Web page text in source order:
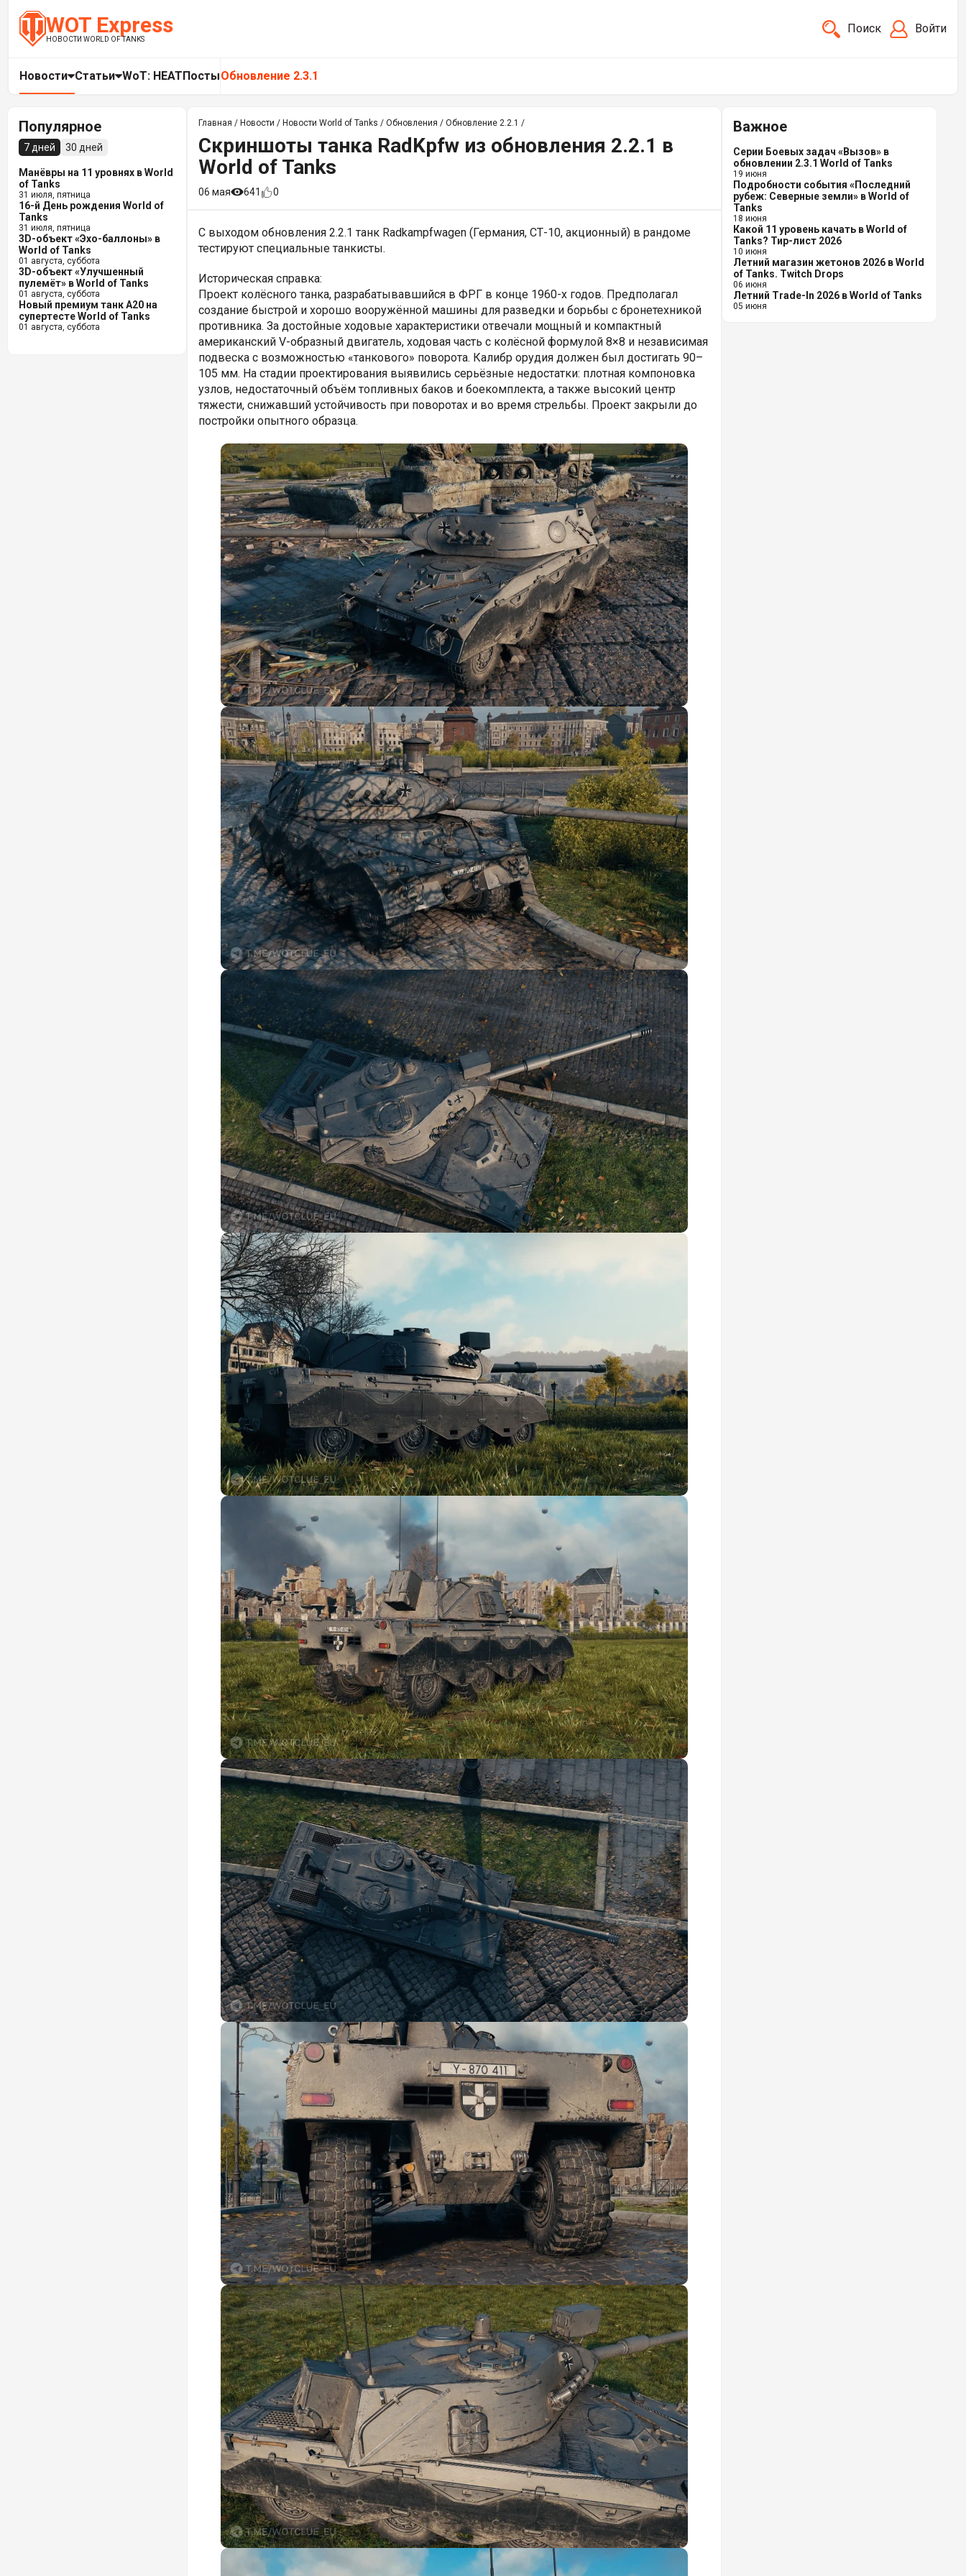
WOT Express
НОВОСТИ WORLD OF TANKS
Поиск Войти
Новости Статьи WoT: HEATПостыОбновление 2.3.1
Популярное
7 дней 30 дней
Манёвры на 11 уровнях в World
of Tanks
31 июля, пятница
16-й День рождения World of
Tanks
31 июля, пятница
3D-объект «Эхо-баллоны» в
World of Tanks
01 августа, суббота
3D-объект «Улучшенный
пулемёт» в World of Tanks
01 августа, суббота
Новый премиум танк A20 на
супертесте World of Tanks
01 августа, суббота
Главная / Новости / Новости World of Tanks / Обновления / Обновление 2.2.1 /
Скриншоты танка RadKpfw из обновления 2.2.1 в
World of Tanks
06 мая 641 0
С выходом обновления 2.2.1 танк Radkampfwagen (Германия, СТ-10, акционный) в рандоме
тестируют специальные танкисты.
Историческая справка:
Проект колёсного танка, разрабатывавшийся в ФРГ в конце 1960-х годов. Предполагал
создание быстрой и хорошо вооружённой машины для разведки и борьбы с бронетехникой
противника. За достойные ходовые характеристики отвечали мощный и компактный
американский V-образный двигатель, ходовая часть с колёсной формулой 8×8 и независимая
подвеска с возможностью «танкового» поворота. Калибр орудия должен был достигать 90–
105 мм. На стадии проектирования выявились серьёзные недостатки: плотная компоновка
узлов, недостаточный объём топливных баков и боекомплекта, а также высокий центр
тяжести, снижавший устойчивость при поворотах и во время стрельбы. Проект закрыли до
постройки опытного образца.
Важное
Серии Боевых задач «Вызов» в
обновлении 2.3.1 World of Tanks
19 июня
Подробности события «Последний
рубеж: Северные земли» в World of
Tanks
18 июня
Какой 11 уровень качать в World of
Tanks? Тир-лист 2026
10 июня
Летний магазин жетонов 2026 в World
of Tanks. Twitch Drops
06 июня
Летний Trade-In 2026 в World of Tanks
05 июня